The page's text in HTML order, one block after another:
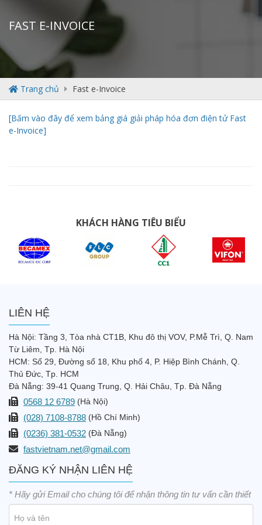
FAST E-INVOICE
Trang chủ Fast e-Invoice
[Bấm vào đây để xem bảng giá giải pháp hóa đơn điện tử Fast
e-Invoice]
KHÁCH HÀNG TIÊU BIỂU
LIÊN HỆ
Hà Nội: Tầng 3, Tòa nhà CT1B, Khu đô thị VOV, P.Mễ Trì, Q. Nam
Từ Liêm, Tp. Hà Nội
HCM: Số 29, Đường số 18, Khu phố 4, P. Hiệp Bình Chánh, Q.
Thủ Đức, Tp. HCM
Đà Nẵng: 39-41 Quang Trung, Q. Hải Châu, Tp. Đà Nẵng
0568 12 6789 (Hà Nội)
(028) 7108-8788 (Hồ Chí Minh)
(0236) 381-0532 (Đà Nẵng)
fastvietnam.net@gmail.com
ĐĂNG KÝ NHẬN LIÊN HỆ
* Hãy gửi Email cho chúng tôi để nhận thông tin tư vấn cần thiết